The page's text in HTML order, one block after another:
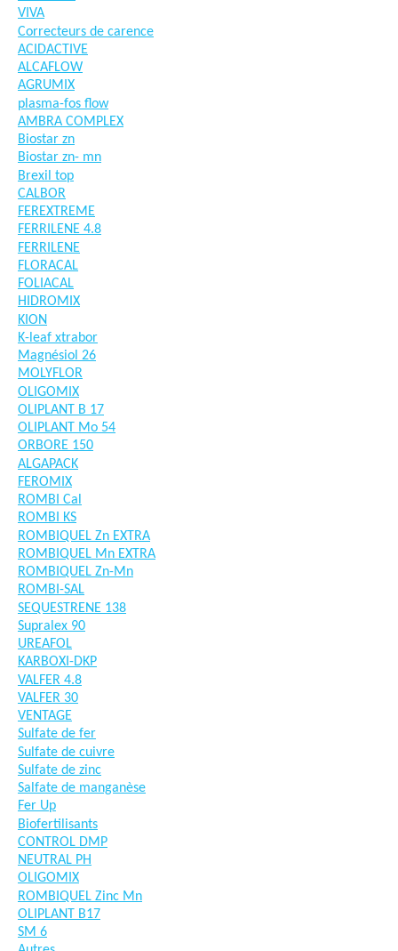
VIVA
Correcteurs de carence
ACIDACTIVE
ALCAFLOW
AGRUMIX
plasma-fos flow
AMBRA COMPLEX
Biostar zn
Biostar zn- mn
Brexil top
CALBOR
FEREXTREME
FERRILENE 4.8
FERRILENE
FLORACAL
FOLIACAL
HIDROMIX
KION
K-leaf xtrabor
Magnésiol 26
MOLYFLOR
OLIGOMIX
OLIPLANT B 17
OLIPLANT Mo 54
ORBORE 150
ALGAPACK
FEROMIX
ROMBI Cal
ROMBI KS
ROMBIQUEL Zn EXTRA
ROMBIQUEL Mn EXTRA
ROMBIQUEL Zn-Mn
ROMBI-SAL
SEQUESTRENE 138
Supralex 90
UREAFOL
KARBOXI-DKP
VALFER 4.8
VALFER 30
VENTAGE
Sulfate de fer
Sulfate de cuivre
Sulfate de zinc
Salfate de manganèse
Fer Up
Biofertilisants
CONTROL DMP
NEUTRAL PH
OLIGOMIX
ROMBIQUEL Zinc Mn
OLIPLANT B17
SM 6